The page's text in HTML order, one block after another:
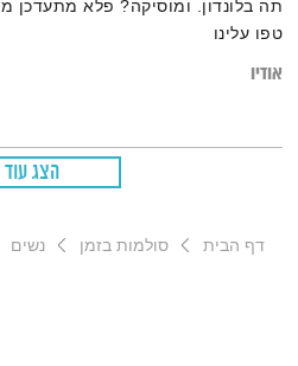
תה בלונדון. ומוסיקה? פלא מתעדכן
טפו עלינו
אודיו
הצג עוד
דף הבית סולמות בזמן נשים